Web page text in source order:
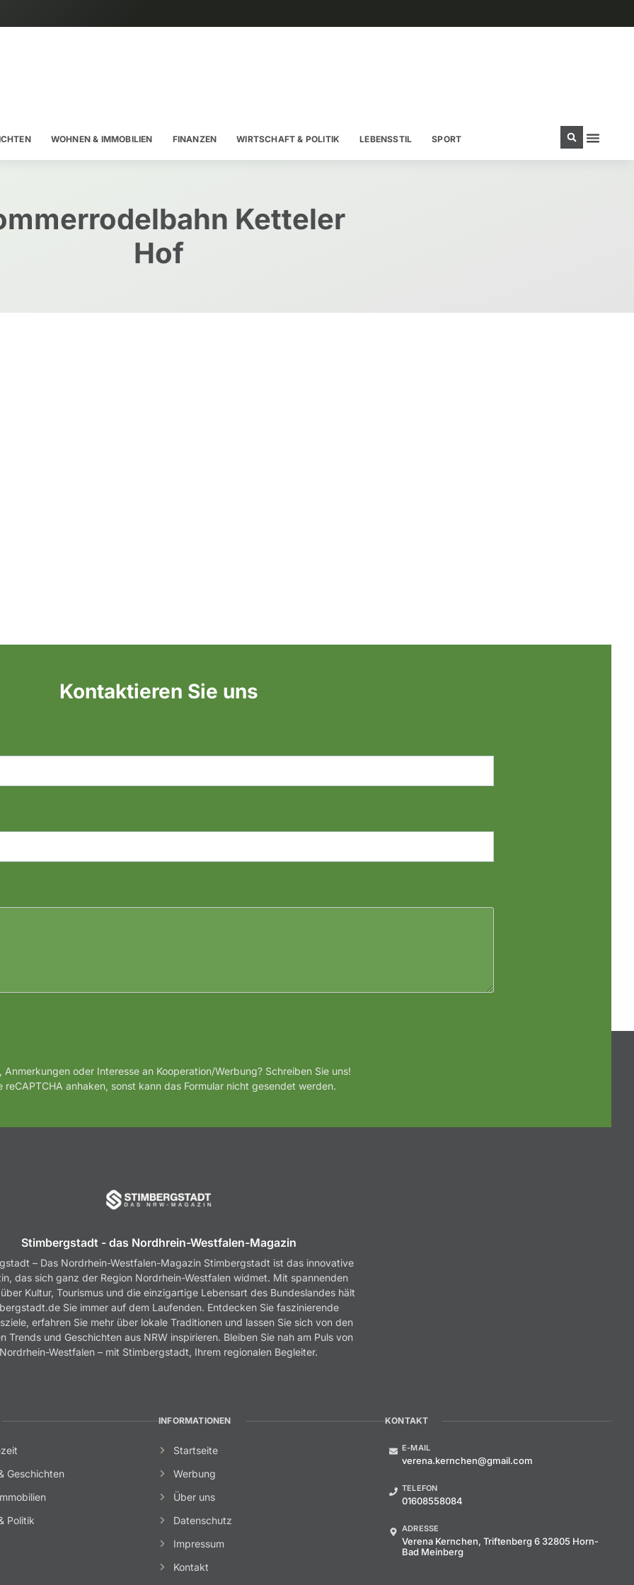
WOHNEN & IMMOBILIEN FINANZEN WIRTSCHAFT & POLITIK LEBENSSTIL SPORT
Ketteler
Hof
Kontaktieren Sie uns
Anmerkungen oder Interesse an Kooperation/Werbung? Schreiben Sie uns!
reCAPTCHA anhaken, sonst kann das Formular nicht gesendet werden.
Stimbergstadt - das Nordhrein-Westfalen-Magazin
– Das Nordrhein-Westfalen-Magazin Stimbergstadt ist das innovative
das sich ganz der Region Nordrhein-Westfalen widmet. Mit spannenden
Kultur, Tourismus und die einzigartige Lebensart des Bundeslandes hält
Sie immer auf dem Laufenden. Entdecken Sie faszinierende
erfahren Sie mehr über lokale Traditionen und lassen Sie sich von den
Trends und Geschichten aus NRW inspirieren. Bleiben Sie nah am Puls von
Nordrhein-Westfalen – mit Stimbergstadt, Ihrem regionalen Begleiter.
Geschichten
Politik
INFORMATIONEN
Startseite
Werbung
Über uns
Datenschutz
Impressum
Kontakt
KONTAKT
E-MAIL
verena.kernchen@gmail.com
TELEFON
01608558084
ADRESSE
Verena Kernchen, Triftenberg 6 32805 Horn-
Bad Meinberg